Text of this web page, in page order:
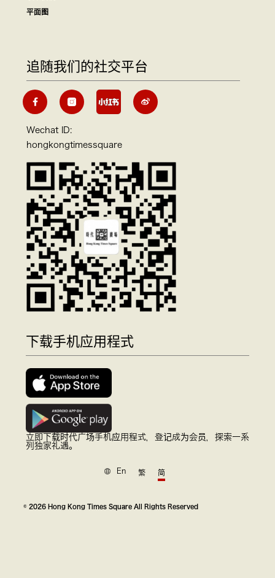
平面图
追随我们的社交平台
Wechat ID:
hongkongtimessquare
下载手机应用程式
立即下载时代广场手机应用程式，登记成为会员，探索一系
列独家礼遇。
En 繁 简
© 2026 Hong Kong Times Square All Rights Reserved